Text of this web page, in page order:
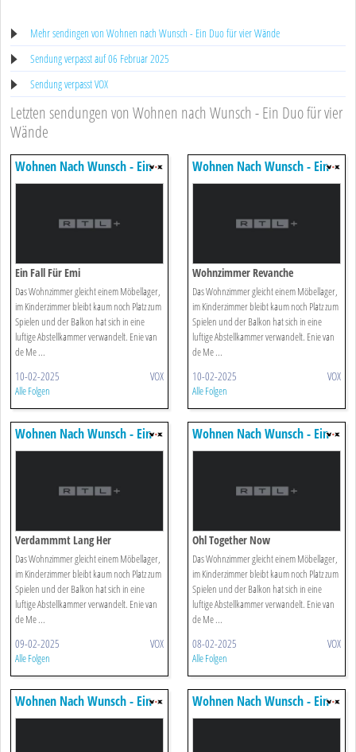
Mehr sendingen von Wohnen nach Wunsch - Ein Duo für vier Wände
Sendung verpasst auf 06 Februar 2025
Sendung verpasst VOX
Letzten sendungen von Wohnen nach Wunsch - Ein Duo für vier
Wände
Wohnen Nach Wunsch - Ein
Duo Für Vier Wände
Ein Fall Für Emi
Das Wohnzimmer gleicht einem Möbellager,
im Kinderzimmer bleibt kaum noch Platz zum
Spielen und der Balkon hat sich in eine
luftige Abstellkammer verwandelt. Enie van
de Me ...
10-02-2025 VOX
Alle Folgen
Wohnen Nach Wunsch - Ein
Duo Für Vier Wände
Wohnzimmer Revanche
Das Wohnzimmer gleicht einem Möbellager,
im Kinderzimmer bleibt kaum noch Platz zum
Spielen und der Balkon hat sich in eine
luftige Abstellkammer verwandelt. Enie van
de Me ...
10-02-2025 VOX
Alle Folgen
Wohnen Nach Wunsch - Ein
Duo Für Vier Wände
Verdammmt Lang Her
Das Wohnzimmer gleicht einem Möbellager,
im Kinderzimmer bleibt kaum noch Platz zum
Spielen und der Balkon hat sich in eine
luftige Abstellkammer verwandelt. Enie van
de Me ...
09-02-2025 VOX
Alle Folgen
Wohnen Nach Wunsch - Ein
Duo Für Vier Wände
Ohl Together Now
Das Wohnzimmer gleicht einem Möbellager,
im Kinderzimmer bleibt kaum noch Platz zum
Spielen und der Balkon hat sich in eine
luftige Abstellkammer verwandelt. Enie van
de Me ...
08-02-2025 VOX
Alle Folgen
Wohnen Nach Wunsch - Ein
Duo Für Vier Wände
Wohnen Nach Wunsch - Ein
Duo Für Vier Wände